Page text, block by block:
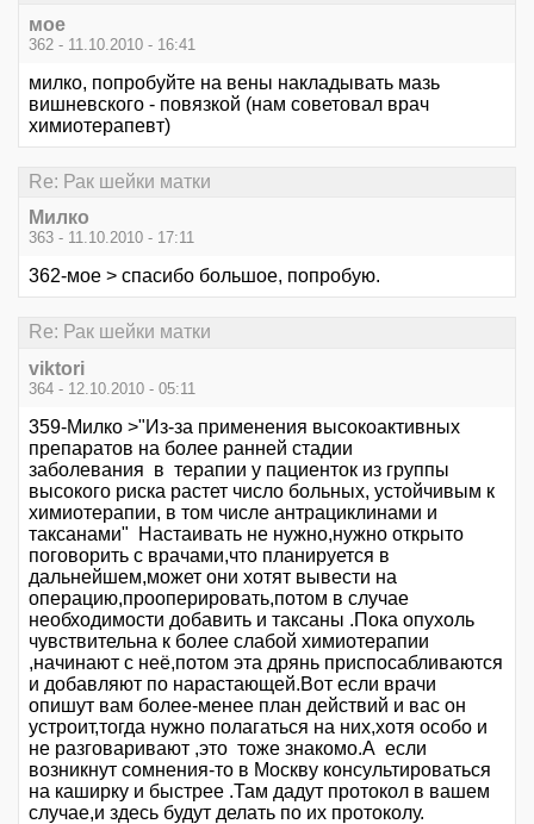
мое
362 - 11.10.2010 - 16:41
милко, попробуйте на вены накладывать мазь
вишневского - повязкой (нам советовал врач
химиотерапевт)
Re: Рак шейки матки
Милко
363 - 11.10.2010 - 17:11
362-мое > спасибо большое, попробую.
Re: Рак шейки матки
viktori
364 - 12.10.2010 - 05:11
359-Милко >"Из-за применения высокоактивных
препаратов на более ранней стадии
заболевания в терапии у пациенток из группы
высокого риска растет число больных, устойчивым к
химиотерапии, в том числе антрациклинами и
таксанами" Настаивать не нужно,нужно открыто
поговорить с врачами,что планируется в
дальнейшем,может они хотят вывести на
операцию,прооперировать,потом в случае
необходимости добавить и таксаны .Пока опухоль
чувствительна к более слабой химиотерапии
,начинают с неё,потом эта дрянь приспосабливаются
и добавляют по нарастающей.Вот если врачи
опишут вам более-менее план действий и вас он
устроит,тогда нужно полагаться на них,хотя особо и
не разговаривают ,это тоже знакомо.А если
возникнут сомнения-то в Москву консультироваться
на каширку и быстрее .Там дадут протокол в вашем
случае,и здесь будут делать по их протоколу.